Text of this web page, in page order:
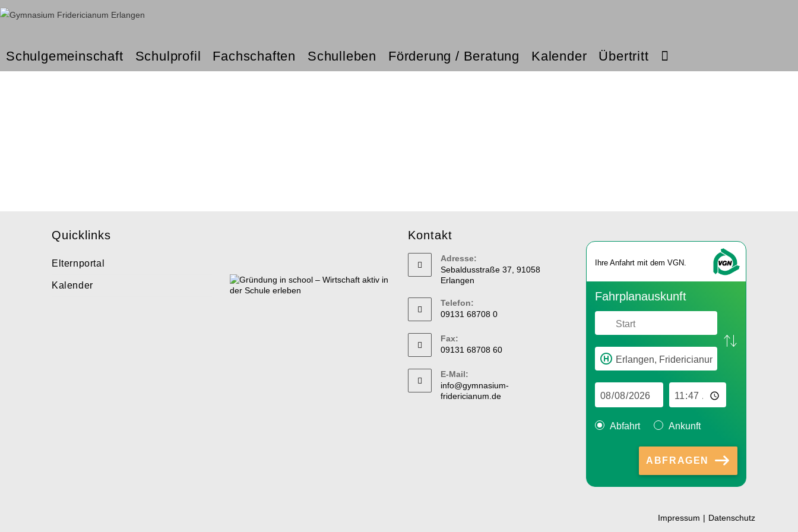
Schulgemeinschaft Schulprofil Fachschaften Schulleben Förderung / Beratung Kalender Übertritt
Quicklinks
Elternportal
Kalender
Kontakt
Adresse:
Sebaldusstraße 37, 91058
Erlangen
Telefon:
09131 68708 0
Fax:
09131 68708 60
E-Mail:
info@gymnasium-
fridericianum.de
Ihre An­fahrt mit dem VGN.
Fahr­plan­aus­kunft
Abfahrt Ankunft
ABFRAGEN
Impressum Datenschutz